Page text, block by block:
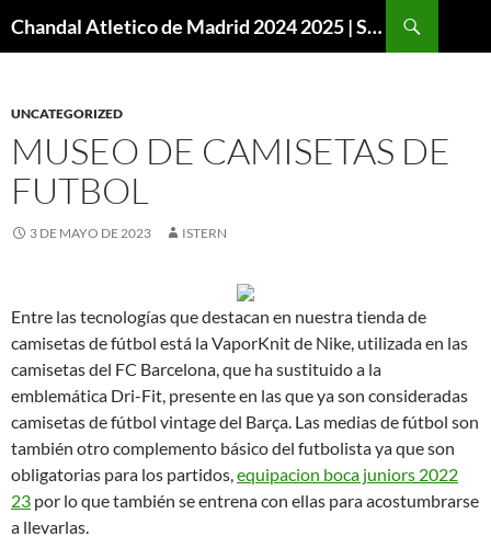
Chandal Atletico de Madrid 2024 2025 | SuperVigo
UNCATEGORIZED
MUSEO DE CAMISETAS DE
FUTBOL
3 DE MAYO DE 2023 ISTERN
Entre las tecnologías que destacan en nuestra tienda de
camisetas de fútbol está la VaporKnit de Nike, utilizada en las
camisetas del FC Barcelona, que ha sustituido a la
emblemática Dri-Fit, presente en las que ya son consideradas
camisetas de fútbol vintage del Barça. Las medias de fútbol son
también otro complemento básico del futbolista ya que son
obligatorias para los partidos,equipacion boca juniors 2022
23 por lo que también se entrena con ellas para acostumbrarse
a llevarlas.